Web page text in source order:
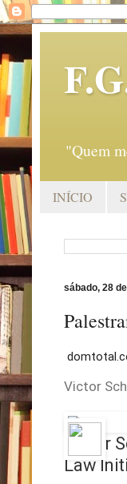
"Quem
INÍCIO
sábado, 28
Victor
Victor
Law